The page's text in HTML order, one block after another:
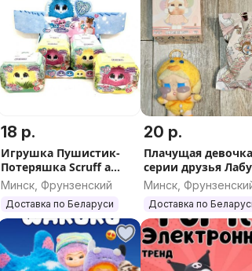
18 р.
Игрушка Пушистик-
Потеряшка Scruff a
Luvs
Минск, Фрунзенский
Доставка по Беларуси
20 р.
Плачущая
серии друзья
CRYBABY
Минск,
Доставка по